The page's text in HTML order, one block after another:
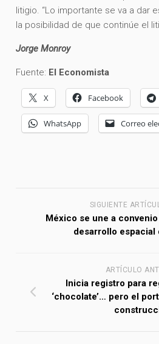
litigio. “Lo importante se va a dar
la posibilidad de que continúe el
Jorge Monroy
Fuente: El Economista
X Facebook
WhatsApp Correo
SIGUIENTE
México se une a
desarrollo espacial
ARTÍCULO
Inicia registro para
‘chocolate’… pero el